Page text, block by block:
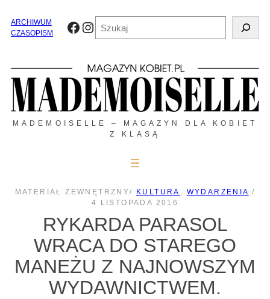
treściARCHIWUM
CZASOPISM
Facebook
Instagram
MADEMOISELLE – MAGAZYN DLA KOBIET
Z KLASĄ
MATERIAŁ ZEWNĘTRZNY/ KULTURA , WYDARZENIA /
4 LISTOPADA 2016
RYKARDA PARASOL
WRACA DO STAREGO
MANEŻU Z NAJNOWSZYM
WYDAWNICTWEM.